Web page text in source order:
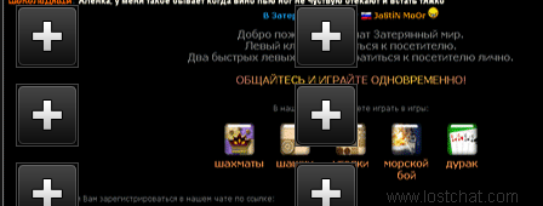
Кадровое интернет-
Emo4at.com Настоящий
Старый сайт Проекта
CataLOG 28053 -
интернет-ресурсов.
Общение. Форумы...
интернет-ресурсов.
Каталог чатов...
Lostchat Каталог
интернет-ресурсов.